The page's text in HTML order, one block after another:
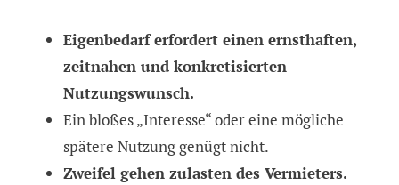
Eigenbedarf erfordert einen ernsthaften,
zeitnahen und konkretisierten
Nutzungswunsch.
Ein bloßes „Interesse“ oder eine mögliche
spätere Nutzung genügt nicht.
Zweifel gehen zulasten des Vermieters.